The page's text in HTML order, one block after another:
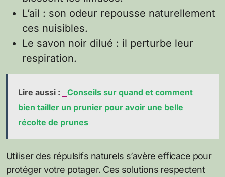
L’ail : son odeur repousse naturellement
ces nuisibles.
Le savon noir dilué : il perturbe leur
respiration.
Lire aussi :
Conseils sur quand et comment
bien tailler un prunier pour avoir une belle
récolte de prunes
Utiliser des répulsifs naturels s’avère efficace pour
protéger votre potager. Ces solutions respectent